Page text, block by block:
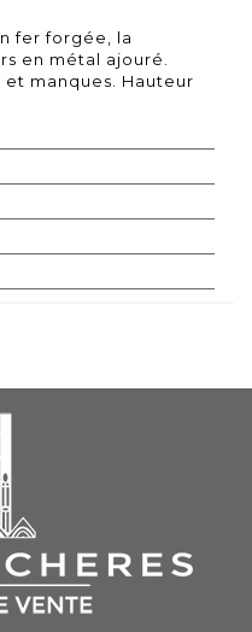
fer forgée, la
en métal ajouré.
manques. Hauteur